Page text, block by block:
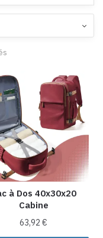
à Dos 40x30x20
Cabine
63,92€